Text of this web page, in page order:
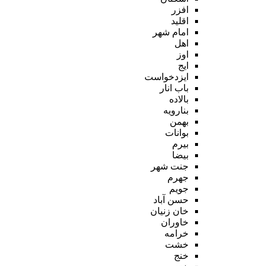
افزر
اقلید
امام شهر
اهل
اوز
ایج
ایزدخواست
باب انار
بالاده
بنارویه
بهمن
بوانات
بیرم
بیضا
جنت شهر
جهرم
جویم
حسن آباد
خان زنیان
خاوران
خرامه
خشت
خنج